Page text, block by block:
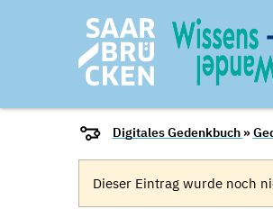
Digitales Gedenkbuch »
Dieser Eintrag wurde noch